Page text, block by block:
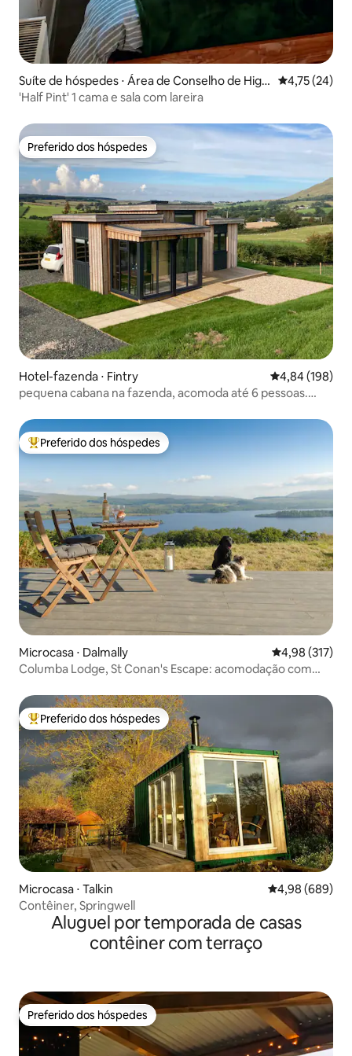
Suíte de hóspedes ⋅ Área de Conselho de Highl
and
4,75 de uma
4,75 (24)
'Half Pint' 1 cama e sala com lareira
Preferido dos hóspedes
Preferido dos hóspedes
Hotel-fazenda ⋅ Fintry 4,84 de uma
4,84 (198)
pequena cabana na fazenda, acomoda até 6 pessoas.
Entre os melhores preferidos dos hóspedes
Preferido dos hóspedes
Microcasa ⋅ Dalmally 4,98 de uma
4,98 (317)
Columba Lodge, St Conan's Escape: acomodação com
Entre os melhores preferidos dos hóspedes
Preferido dos hóspedes
Microcasa ⋅ Talkin 4,98 de uma
4,98 (689)
Contêiner, Springwell
Aluguel por temporada de casas
contêiner com terraço
Preferido dos hóspedes
Preferido dos hóspedes